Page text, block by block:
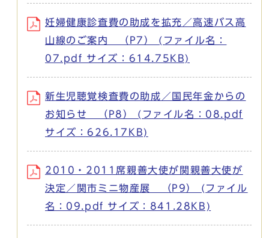
妊婦健康診査費の助成を拡充／高速バス高
山線のご案内 （P7） (ファイル名：
07.pdf サイズ：614.75KB)
新生児聴覚検査費の助成／国民年金からの
お知らせ （P8） (ファイル名：08.pdf
サイズ：626.17KB)
2010・2011席親善大使が関親善大使が
決定／関市ミニ物産展 （P9） (ファイル
名：09.pdf サイズ：841.28KB)